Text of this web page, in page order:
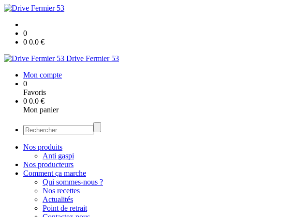
0
0 0.0 €
Drive Fermier 53
Mon compte
0
Favoris
0 0.0 €
Mon panier
Nos produits
Anti gaspi
Nos producteurs
Comment ça marche
Qui sommes-nous ?
Nos recettes
Actualités
Point de retrait